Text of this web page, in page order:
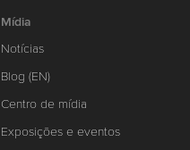
Mídia
Notícias
Blog (EN)
Centro de mídia
Exposições e eventos